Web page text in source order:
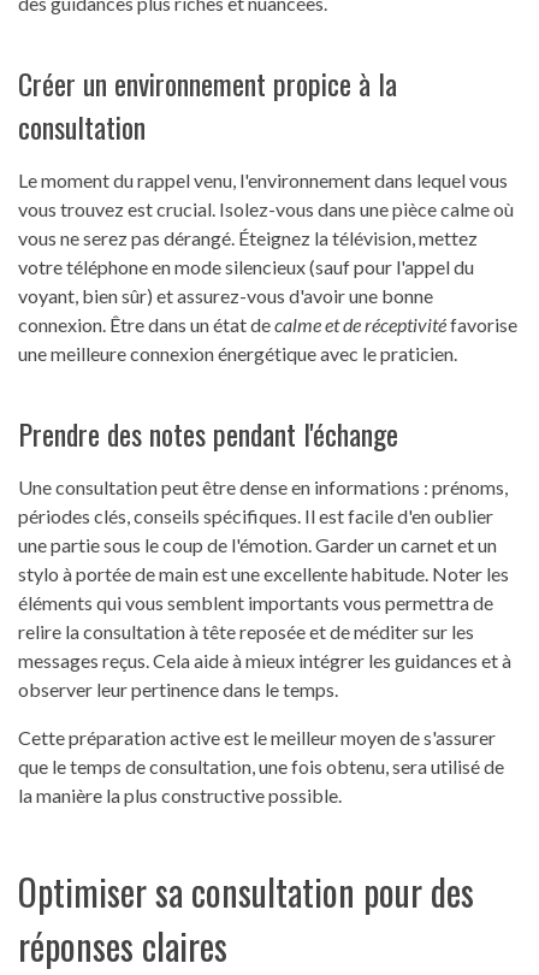
Créer un environnement propice à la
consultation
Le moment du rappel venu, l'environnement dans lequel vous
vous trouvez est crucial. Isolez-vous dans une pièce calme où
vous ne serez pas dérangé. Éteignez la télévision, mettez
votre téléphone en mode silencieux (sauf pour l'appel du
voyant, bien sûr) et assurez-vous d'avoir une bonne
connexion. Être dans un état decalme et de réceptivitéfavorise
une meilleure connexion énergétique avec le praticien.
Prendre des notes pendant l'échange
Une consultation peut être dense en informations : prénoms,
périodes clés, conseils spécifiques. Il est facile d'en oublier
une partie sous le coup de l'émotion. Garder un carnet et un
stylo à portée de main est une excellente habitude. Noter les
éléments qui vous semblent importants vous permettra de
relire la consultation à tête reposée et de méditer sur les
messages reçus. Cela aide à mieux intégrer les guidances et à
observer leur pertinence dans le temps.
Cette préparation active est le meilleur moyen de s'assurer
que le temps de consultation, une fois obtenu, sera utilisé de
la manière la plus constructive possible.
Optimiser sa consultation pour des
réponses claires